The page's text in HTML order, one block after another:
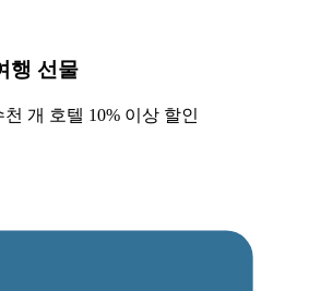
행 선물
개 호텔 10% 이상 할인